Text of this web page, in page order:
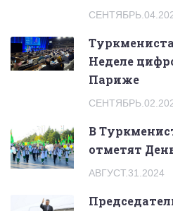
Неделе
Париже
В
отметят
АВГУСТ.31.2024